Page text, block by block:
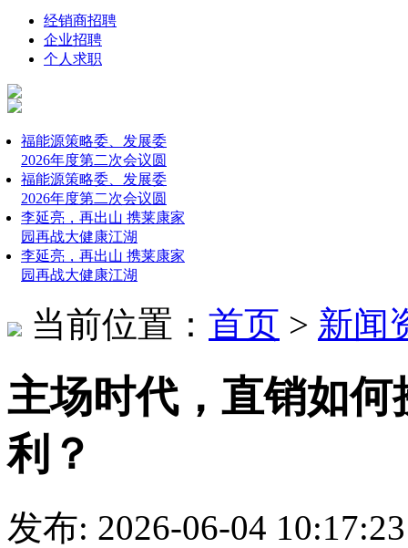
经销商招聘
企业招聘
个人求职
福能源策略委、发展委
2026年度第二次会议圆
福能源策略委、发展委
2026年度第二次会议圆
李延亮，再出山 携莱康家
园再战大健康江湖
李延亮，再出山 携莱康家
园再战大健康江湖
当前位置： 首页 > 新闻
主场时代，直销如
利？
发布: 2026-06-04